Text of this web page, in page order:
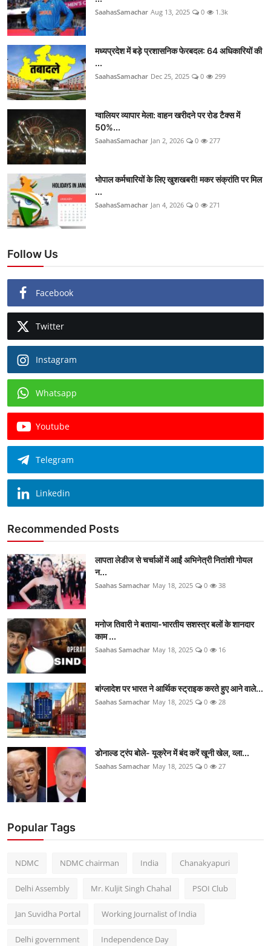
SaahasSamachar Aug 13, 2025 0 1.3k
मध्यप्रदेश में बड़े प्रशासनिक फेरबदल: 64 अधिकारियों की
...
SaahasSamachar Dec 25, 2025 0 299
ग्वालियर व्यापार मेला: वाहन खरीदने पर रोड टैक्स में
50%...
SaahasSamachar Jan 2, 2026 0 277
भोपाल कर्मचारियों के लिए खुशखबरी! मकर संक्रांति पर मिल
...
SaahasSamachar Jan 4, 2026 0 271
Follow Us
Facebook
Twitter
Instagram
Whatsapp
Youtube
Telegram
Linkedin
Recommended Posts
लापता लेडीज से चर्चाओं में आईं अभिनेत्री नितांशी गोयल
न...
Saahas Samachar May 18, 2025 0 38
मनोज तिवारी ने बताया-भारतीय सशस्त्र बलों के शानदार
काम ...
Saahas Samachar May 18, 2025 0 16
बांग्लादेश पर भारत ने आर्थिक स्ट्राइक करते हुए आने वाले...
Saahas Samachar May 18, 2025 0 28
डोनाल्ड ट्रंप बोले- यूक्रेन में बंद करें खूनी खेल, व्ला...
Saahas Samachar May 18, 2025 0 27
Popular Tags
NDMC NDMC chairman India Chanakyapuri
Delhi Assembly Mr. Kuljit Singh Chahal PSOI Club
Jan Suvidha Portal Working Journalist of India
Delhi government Independence Day